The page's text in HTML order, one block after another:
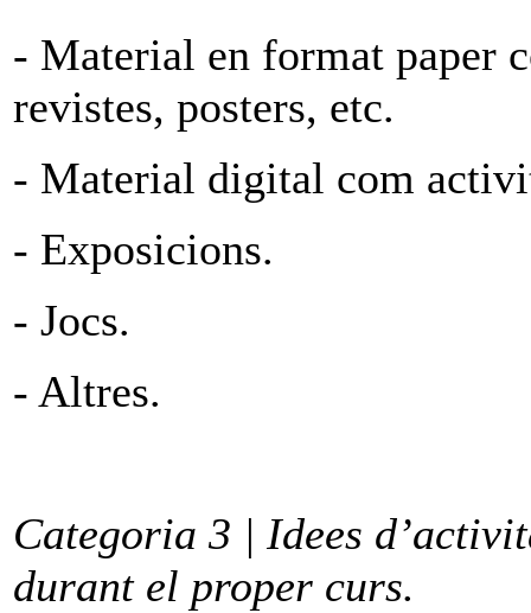
- Material en format paper
revistes, posters, etc.
- Material digital com
- Exposicions.
- Jocs.
- Altres.
Categoria 3 | Idees
durant el proper curs.